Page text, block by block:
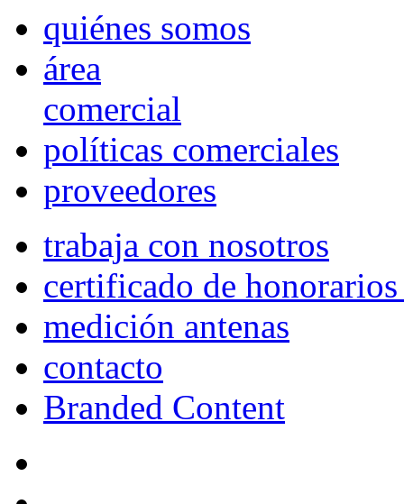
quiénes somos
área
comercial
políticas comerciales
proveedores
trabaja con nosotros
certificado de
medición antenas
contacto
Branded Content